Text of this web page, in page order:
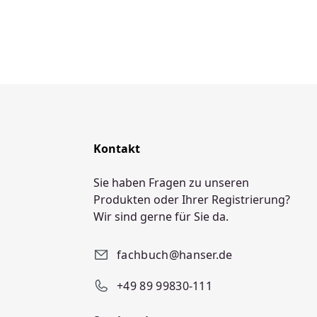
Kontakt
Sie haben Fragen zu unseren
Produkten oder Ihrer Registrierung?
Wir sind gerne für Sie da.
fachbuch@hanser.de
+49 89 99830-111